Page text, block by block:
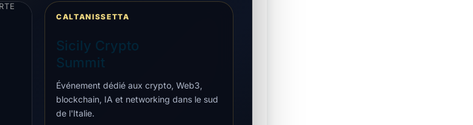
CALTANISSETTA
Sicily Crypto
Summit
Événement dédié aux crypto, Web3,
blockchain, IA et networking dans le sud
de l'Italie.